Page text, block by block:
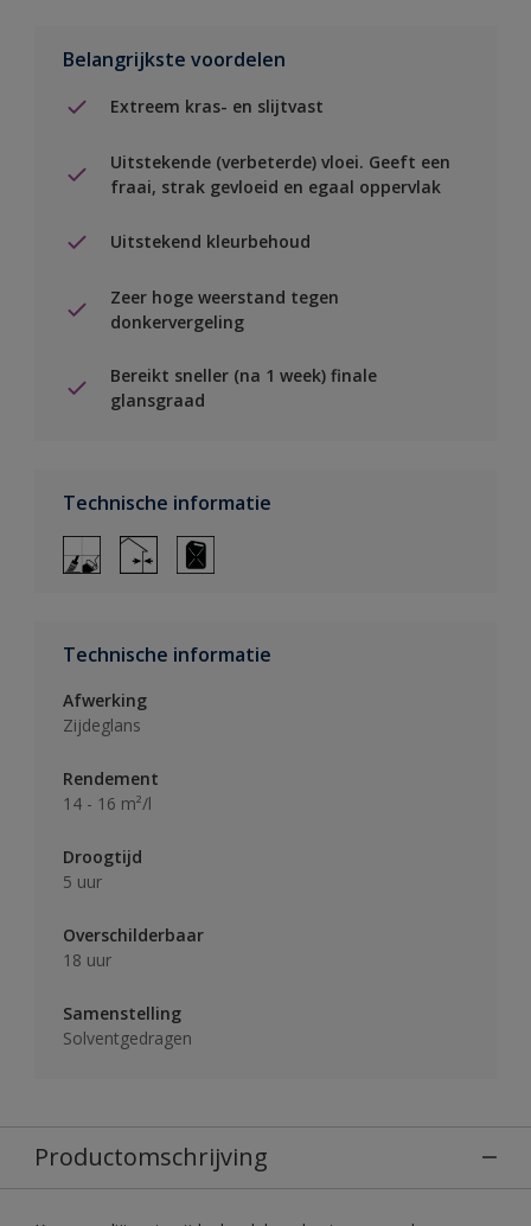
Belangrijkste voordelen
Extreem kras- en slijtvast
Uitstekende (verbeterde) vloei. Geeft een
fraai, strak gevloeid en egaal oppervlak
Uitstekend kleurbehoud
Zeer hoge weerstand tegen
donkervergeling
Bereikt sneller (na 1 week) finale
glansgraad
Technische informatie
Technische informatie
Afwerking
Zijdeglans
Rendement
14 - 16 m²/l
Droogtijd
5 uur
Overschilderbaar
18 uur
Samenstelling
Solventgedragen
Productomschrijving